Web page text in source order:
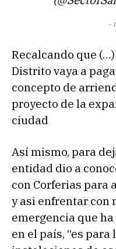
-
Recalcando que
Distrito vaya a
concepto de
proyecto de la
ciudad
Así mismo, para
entidad dio a
con Corferias para
y asi enfrentar con
emergencia que
en el país, “es